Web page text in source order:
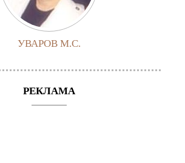
УВАРОВ М.С.
РЕКЛАМА